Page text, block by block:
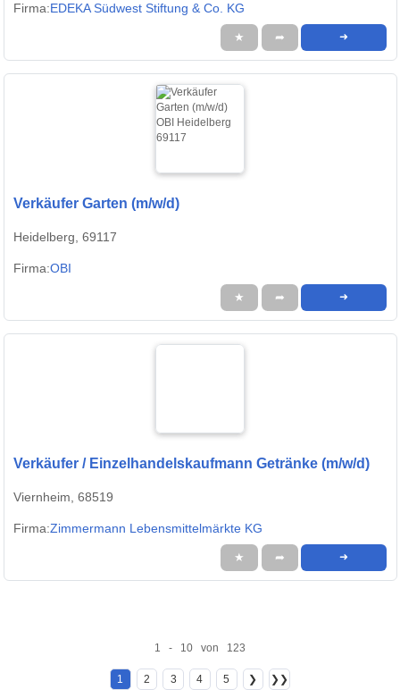
Firma:EDEKA Südwest Stiftung & Co. KG
★ ➦ ➜
Verkäufer Garten (m/w/d)
Heidelberg, 69117
Firma:OBI
★ ➦ ➜
Verkäufer / Einzelhandelskaufmann Getränke (m/w/d)
Viernheim, 68519
Firma:Zimmermann Lebensmittelmärkte KG
★ ➦ ➜
1 - 10 von 123
1 2 3 4 5 ❯ ❯❯